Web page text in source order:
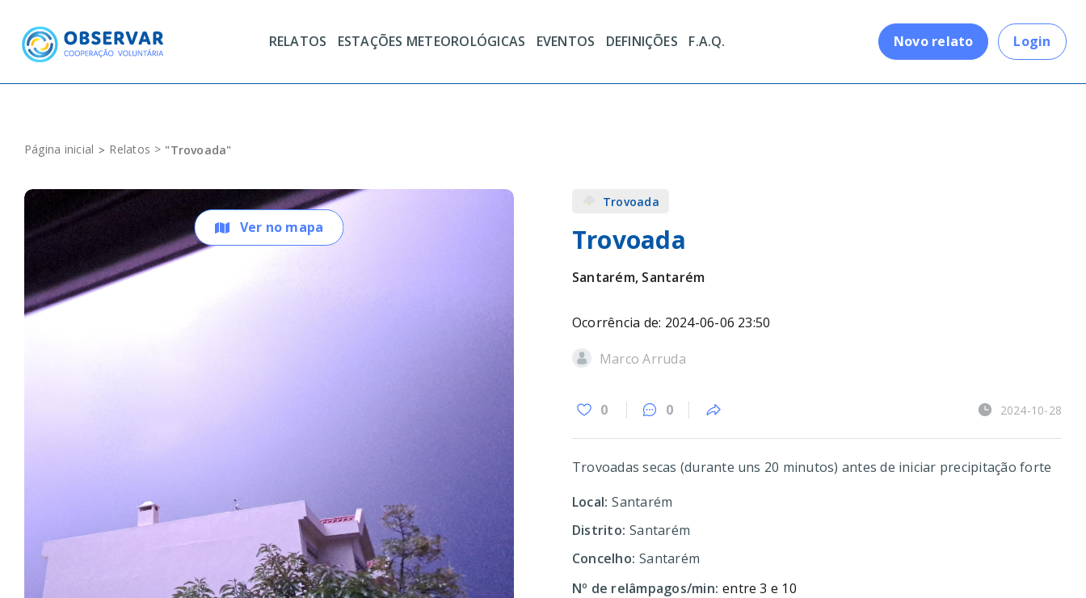
content
RELATOS ESTAÇÕES METEOROLÓGICAS EVENTOS DEFINIÇÕES F.A.Q. Novo relato Login
Página inicial Relatos "Trovoada"
Ver no mapa
Trovoada
Trovoada
Santarém, Santarém
Ocorrência de: 2024-06-06 23:50
Marco Arruda
0 0 2024-10-28
Trovoadas secas (durante uns 20 minutos) antes de iniciar precipitação forte
Local: Santarém
Distrito: Santarém
Concelho: Santarém
Nº de relâmpagos/min: entre 3 e 10